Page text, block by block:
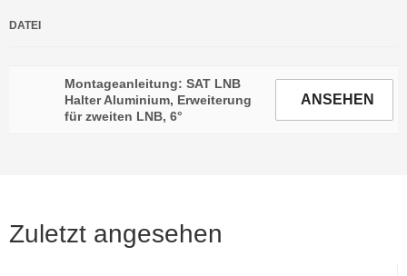
DATEI
Montageanleitung: SAT LNB
Halter Aluminium, Erweiterung
für zweiten LNB, 6°
ANSEHEN
Zuletzt angesehen